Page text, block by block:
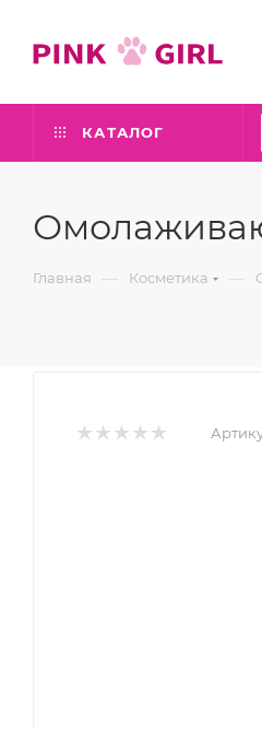
КАТАЛОГ
Главная — Косметика —